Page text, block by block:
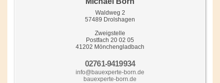
Waldweg 2
57489 Drolshagen
Zweigstelle
Postfach 20 02 05
41202 Mönchengladbach
02761-9419934
info@bauexperte-born.de
bauexperte-born.de